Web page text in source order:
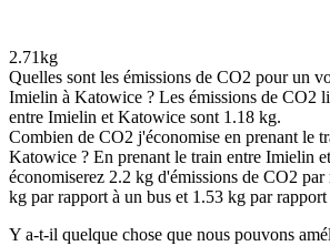
2.71kg
Quelles sont les émissions de CO2 pour un
Imielin à Katowice ? Les émissions de CO2
entre Imielin et Katowice sont 1.18 kg.
Combien de CO2 j'économise en prenant le
Katowice ? En prenant le train entre Imielin
économiserez 2.2 kg d'émissions de CO2
kg par rapport à un bus et 1.53 kg par
Y a-t-il quelque chose que nous pouvons